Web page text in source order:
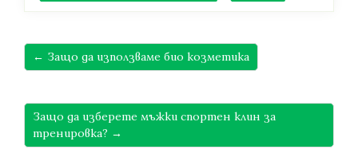
← Защо да използваме био козметика
Защо да изберете мъжки спортен клин за
тренировка? →